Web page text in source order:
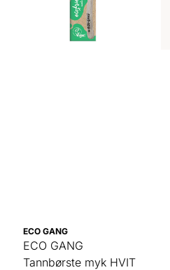
ECO GANG
ECO GANG
Tannbørste myk HVIT